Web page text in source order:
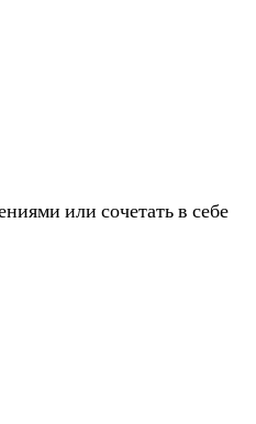
или сочетать в себе